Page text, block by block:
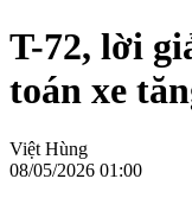
T-72, lời
toán xe
Việt Hùng
08/05/2026 01:00